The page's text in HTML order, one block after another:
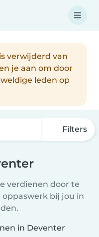
verwijderd van
je aan om door
leden op
Filters
verdienen door te
bij jou in
in Deventer